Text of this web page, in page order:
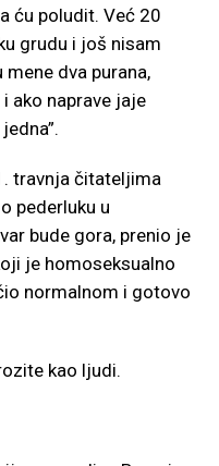
ću poludit. Već 20
grudu i još nisam
dva purana,
ako naprave jaje
travnja čitateljima
pederluku u
bude gora, prenio je
je homoseksualno
normalnom i gotovo
kao ljudi.